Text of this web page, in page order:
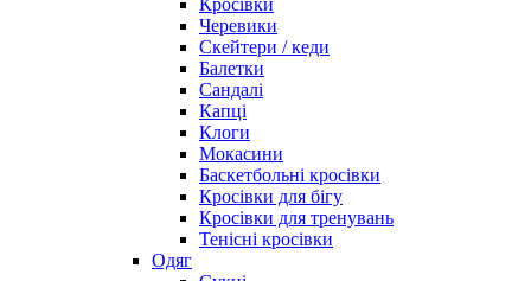
Черевики
Скейтери / кеди
Балетки
Сандалі
Капці
Клоги
Мокасини
Баскетбольні кросівки
Кросівки для бігу
Кросівки для тренувань
Тенісні кросівки
Одяг